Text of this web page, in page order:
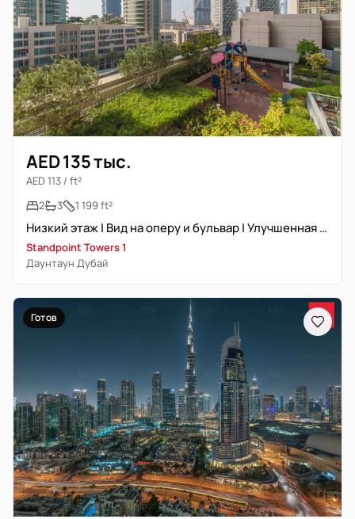
AED 135 тыс.
AED 113 / ft²
2
3 1 199 ft²
Низкий этаж | Вид на оперу и бульвар | Улучшенная отделка
Standpoint Towers 1
Даунтаун Дубай
Готов